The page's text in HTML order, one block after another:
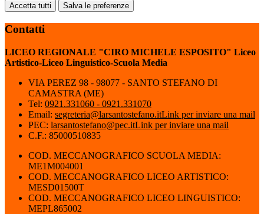
Accetta tutti Salva le preferenze
Contatti
LICEO REGIONALE "CIRO MICHELE ESPOSITO" Liceo
Artistico-Liceo Linguistico-Scuola Media
VIA PEREZ 98 - 98077 - SANTO STEFANO DI
CAMASTRA (ME)
Tel: 0921.331060 - 0921.331070
Email: segreteria@larsantostefano.itLink per inviare una mail
PEC: larsantostefano@pec.itLink per inviare una mail
C.F.: 85000510835
COD. MECCANOGRAFICO SCUOLA MEDIA:
ME1M004001
COD. MECCANOGRAFICO LICEO ARTISTICO:
MESD01500T
COD. MECCANOGRAFICO LICEO LINGUISTICO:
MEPL865002